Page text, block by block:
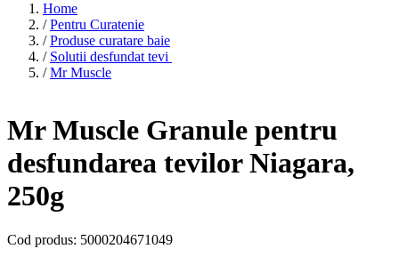
Home
/ Pentru Curatenie
/ Produse curatare baie
/ Solutii desfundat tevi
/ Mr Muscle
Mr Muscle Granule pentru
desfundarea tevilor Niagara,
250g
Cod produs: 5000204671049